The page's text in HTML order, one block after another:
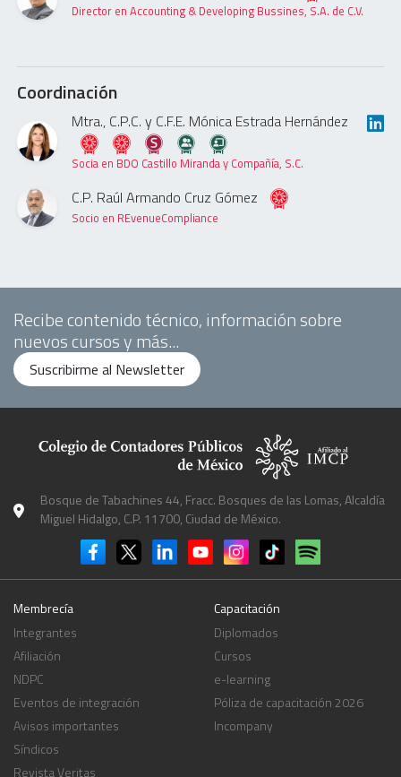
Director en Accounting & Developing Bussines, S.A. de C.V.
Coordinación
Mtra., C.P.C. y C.F.E. Mónica Estrada Hernández
Socia en BDO Castillo Miranda y Compañía, S.C.
C.P. Raúl Armando Cruz Gómez
Socio en REvenueCompliance
Recibe contenido técnico, información sobre
nuevos cursos y más...
Suscribirme al Newsletter
Bosque de Tabachines 44, Fracc. Bosques de las Lomas, Alcaldía
Miguel Hidalgo, C.P. 11700, Ciudad de México.
Membrecía
Integrantes
Afiliación
NDPC
Eventos de integración
Avisos importantes
Síndicos
Revista Veritas
Capacitación
Diplomados
Cursos
e-learning
Póliza de capacitación 2026
Incompany